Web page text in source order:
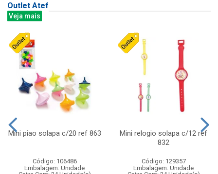
Outlet Atef
Veja mais
Mini piao solapa c/20 ref 863
Código: 106486
Embalagem: Unidade
Mini relogio solapa c/12 ref
832
Código: 129357
Embalagem: Unidade